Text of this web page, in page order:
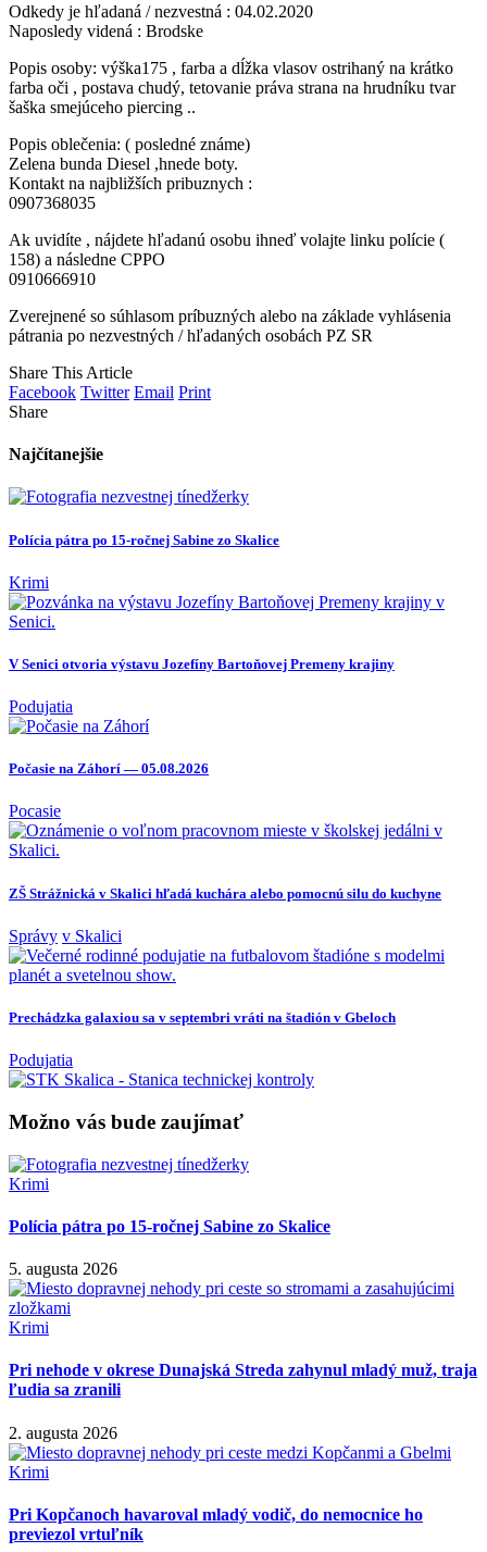
Odkedy je hľadaná / nezvestná : 04.02.2020
Naposledy videná : Brodske
Popis osoby: výška175 , farba a dĺžka vlasov ostrihaný na krátko
farba oči , postava chudý, tetovanie práva strana na hrudníku tvar
šaška smejúceho piercing ..
Popis oblečenia: ( posledné známe)
Zelena bunda Diesel ,hnede boty.
Kontakt na najbližších pribuznych :
0907368035
Ak uvidíte , nájdete hľadanú osobu ihneď volajte linku polície (
158) a následne CPPO
0910666910
Zverejnené so súhlasom príbuzných alebo na základe vyhlásenia
pátrania po nezvestných / hľadaných osobách PZ SR
Share This Article
Facebook Twitter Email Print
Share
Najčítanejšie
Polícia pátra po 15-ročnej Sabine zo Skalice
Krimi
V Senici otvoria výstavu Jozefíny Bartoňovej Premeny krajiny
Podujatia
Počasie na Záhorí — 05.08.2026
Pocasie
ZŠ Strážnická v Skalici hľadá kuchára alebo pomocnú silu do kuchyne
Správy v Skalici
Prechádzka galaxiou sa v septembri vráti na štadión v Gbeloch
Podujatia
Možno vás bude zaujímať
Krimi
Polícia pátra po 15-ročnej Sabine zo Skalice
5. augusta 2026
Krimi
Pri nehode v okrese Dunajská Streda zahynul mladý muž, traja
ľudia sa zranili
2. augusta 2026
Krimi
Pri Kopčanoch havaroval mladý vodič, do nemocnice ho
previezol vrtuľník